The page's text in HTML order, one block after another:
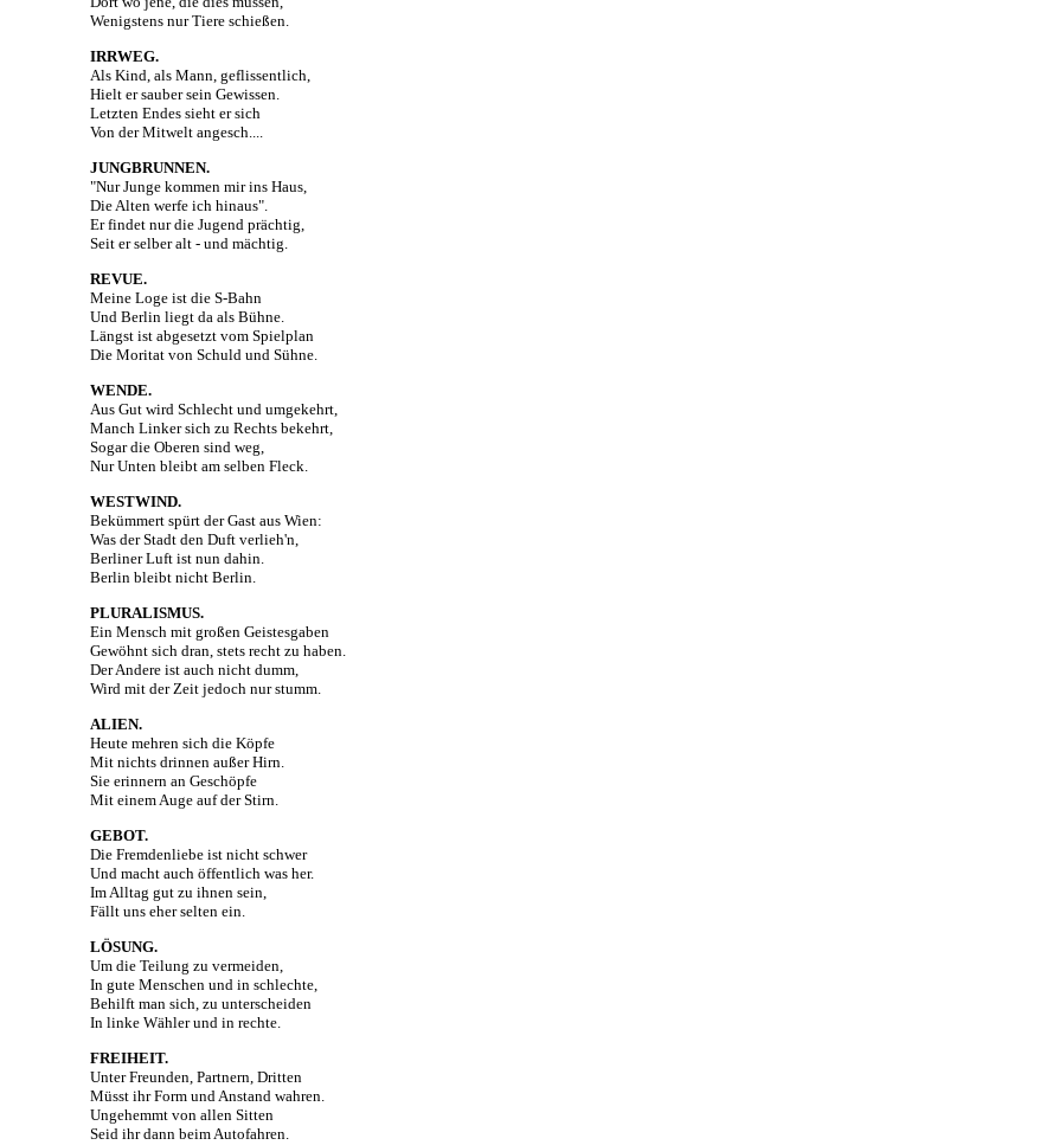
Wenigstens nur Tiere schießen.
IRRWEG.
Als Kind, als Mann, geflissentlich,
Hielt er sauber sein Gewissen.
Letzten Endes sieht er sich
Von der Mitwelt angesch....
JUNGBRUNNEN.
"Nur Junge kommen mir ins Haus,
Die Alten werfe ich hinaus".
Er findet nur die Jugend prächtig,
Seit er selber alt - und mächtig.
REVUE.
Meine Loge ist die S-Bahn
Und Berlin liegt da als Bühne.
Längst ist abgesetzt vom Spielplan
Die Moritat von Schuld und Sühne.
WENDE.
Aus Gut wird Schlecht und umgekehrt,
Manch Linker sich zu Rechts bekehrt,
Sogar die Oberen sind weg,
Nur Unten bleibt am selben Fleck.
WESTWIND.
Bekümmert spürt der Gast aus Wien:
Was der Stadt den Duft verlieh'n,
Berliner Luft ist nun dahin.
Berlin bleibt nicht Berlin.
PLURALISMUS.
Ein Mensch mit großen Geistesgaben
Gewöhnt sich dran, stets recht zu haben.
Der Andere ist auch nicht dumm,
Wird mit der Zeit jedoch nur stumm.
ALIEN.
Heute mehren sich die Köpfe
Mit nichts drinnen außer Hirn.
Sie erinnern an Geschöpfe
Mit einem Auge auf der Stirn.
GEBOT.
Die Fremdenliebe ist nicht schwer
Und macht auch öffentlich was her.
Im Alltag gut zu ihnen sein,
Fällt uns eher selten ein.
LÖSUNG.
Um die Teilung zu vermeiden,
In gute Menschen und in schlechte,
Behilft man sich, zu unterscheiden
In linke Wähler und in rechte.
FREIHEIT.
Unter Freunden, Partnern, Dritten
Müsst ihr Form und Anstand wahren.
Ungehemmt von allen Sitten
Seid ihr dann beim Autofahren.